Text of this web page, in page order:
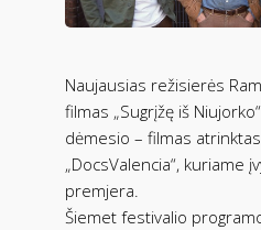
Naujausias režisierės
filmas „Sugrįžę iš
dėmesio – filmas
„DocsValencia“, kuriame
premjera.
Šiemet festivalio